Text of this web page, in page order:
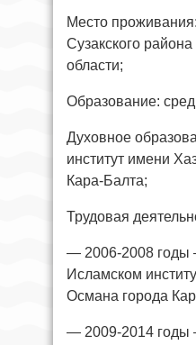
Место
Сузакского
области;
Образование:
Духовное
институт имени
Кара-Балта;
Трудовая
— 2006-2008 годы
Исламском
Османа города
— 2009-2014 годы